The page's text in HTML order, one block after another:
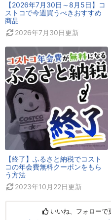
【2026年7月30日～8月5日】コ
ストコで今週買うべきおすすめ
商品
2026年7月30日更新
【終了】ふるさと納税でコスト
コの年会費無料クーポンをもら
う方法
2023年10月22日更新
いいね、フォローで